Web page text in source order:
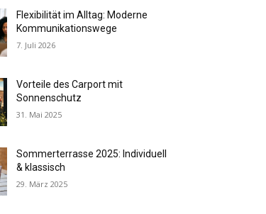
Flexibilität im Alltag: Moderne
Kommunikationswege
7. Juli 2026
Vorteile des Carport mit
Sonnenschutz
31. Mai 2025
Sommerterrasse 2025: Individuell
& klassisch
29. März 2025